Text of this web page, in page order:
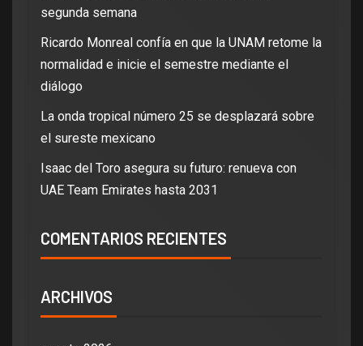
segunda semana
Ricardo Monreal confía en que la UNAM retome la
normalidad e inicie el semestre mediante el
diálogo
La onda tropical número 25 se desplazará sobre
el sureste mexicano
Isaac del Toro asegura su futuro: renueva con
UAE Team Emirates hasta 2031
COMENTARIOS RECIENTES
ARCHIVOS